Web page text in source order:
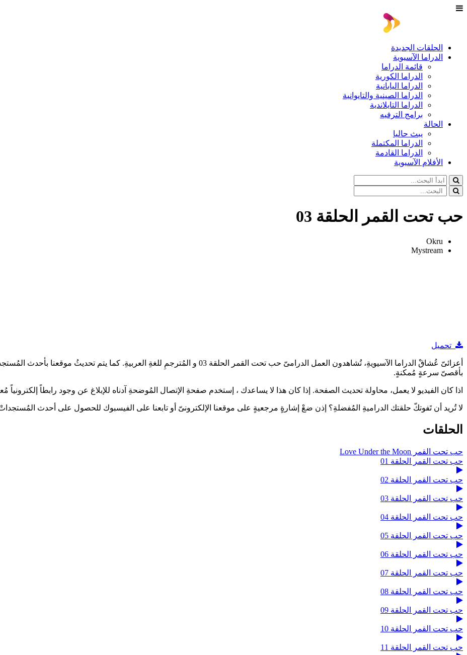
الحلقات الجديدة
الدراما الآسيوية
قائمة الدراما
الدراما الكورية
الدراما اليابانية
الدراما الصينية والتايوانية
الدراما التايلاندية
برامج الترفيه
الحالة
يبث حاليا
الدراما المكتملة
الدراما القادمة
الأفلام الآسيوية
حب تحت القمر الحلقة 03
Okru
Mystream
تحميل
أعزائىّ عُشاقْ الدراما الآسيويةِ، تُشاهدون العمل الدرامىّ حب تحت القمر الحلقة 03 و المُترجمِ
بأقصىّ سرعةٍ مُمكنةٍ.
اذا كان الفيديو لا يعمل، محاولة تحديث الصفحة. إذا كان هذا لا يساعدك ، إستخدم صفحةِ الإتصال المُوضحةِ آدناه للإبلاغ عن وجود رابطاً إلكترونياً
لا تُريد أن تَفوتكّ حلقتك الدراميةِ المُفضلةِ؟ إذن ضعْ إشارةٍ مرجعيةٍ على موقعنا الإلكترونىّ أو تابعنا على الفيسبوك للحصول على أحدث
الحلقات
حب تحت القمر Love Under the Moon
حب تحت القمر الحلقة 01
حب تحت القمر الحلقة 02
حب تحت القمر الحلقة 03
حب تحت القمر الحلقة 04
حب تحت القمر الحلقة 05
حب تحت القمر الحلقة 06
حب تحت القمر الحلقة 07
حب تحت القمر الحلقة 08
حب تحت القمر الحلقة 09
حب تحت القمر الحلقة 10
حب تحت القمر الحلقة 11